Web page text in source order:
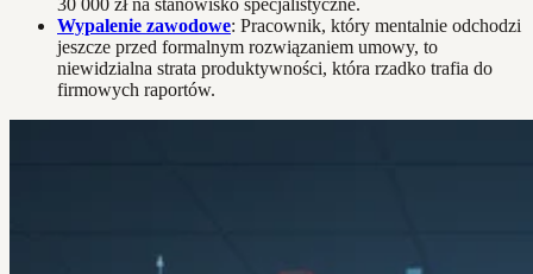
30 000 zł na stanowisko specjalistyczne.
Wypalenie zawodowe: Pracownik, który mentalnie odchodzi
jeszcze przed formalnym rozwiązaniem umowy, to
niewidzialna strata produktywności, która rzadko trafia do
firmowych raportów.